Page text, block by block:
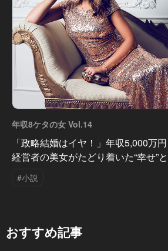
年収8ケタの女 Vol.14
「政略結婚はイヤ！」年収5,000万
経営者の美女がたどり着いた“幸せ”
#小説
おすすめ記事